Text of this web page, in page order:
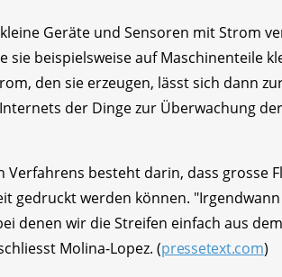
Geräte und Sensoren mit Strom
sie beispielsweise auf Maschinenteile
den sie erzeugen, lässt sich dann
der Dinge zur Überwachung
Verfahrens besteht darin, dass grosse
gedruckt werden können.
denen wir die Streifen einfach aus
Molina-Lopez. (pressetext.com)